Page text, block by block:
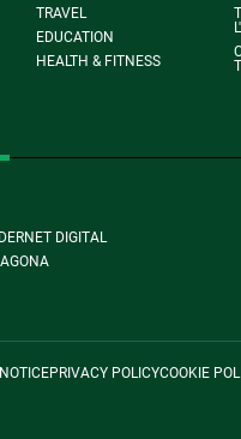
TRAVEL
EDUCATION
HEALTH & FITNESS
DIGITAL
PRIVACY POLICYCOOKIE